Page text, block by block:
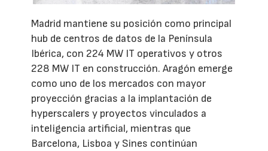
Madrid mantiene su posición como principal
hub de centros de datos de la Península
Ibérica, con 224 MW IT operativos y otros
228 MW IT en construcción. Aragón emerge
como uno de los mercados con mayor
proyección gracias a la implantación de
hyperscalers y proyectos vinculados a
inteligencia artificial, mientras que
Barcelona, Lisboa y Sines continúan